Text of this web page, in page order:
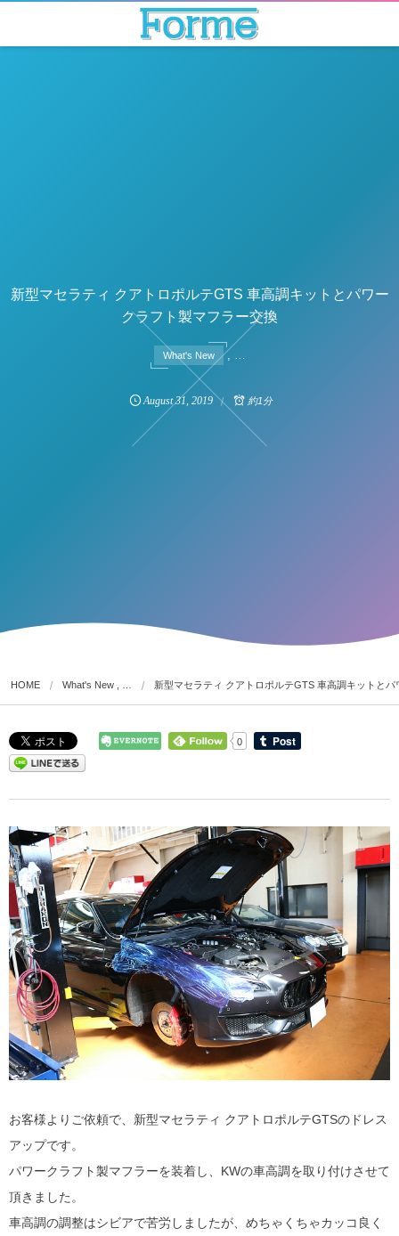
新型マセラティ クアトロポルテGTS 車高調キットとパワー
クラフト製マフラー交換
What's New , …
August 31,2019 約1分
HOME What's New , … 新型マセラティ クアトロポルテGTS 車高調キットと
0
お客様よりご依頼で、新型マセラティ クアトロポルテGTSのドレス
アップです。
パワークラフト製マフラーを装着し、KWの車高調を取り付けさせて
頂きました。
車高調の調整はシビアで苦労しましたが、めちゃくちゃカッコ良く